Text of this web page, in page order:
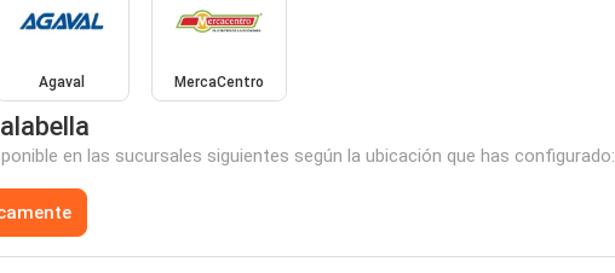
Agaval MercaCentro
en las sucursales siguientes según la ubicación que has configurado: